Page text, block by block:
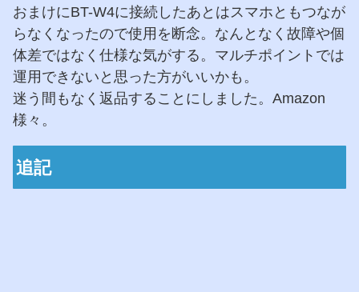
おまけにBT-W4に接続したあとはスマホともつなが
らなくなったので使用を断念。なんとなく故障や個
体差ではなく仕様な気がする。マルチポイントでは
運用できないと思った方がいいかも。
迷う間もなく返品することにしました。Amazon
様々。
追記